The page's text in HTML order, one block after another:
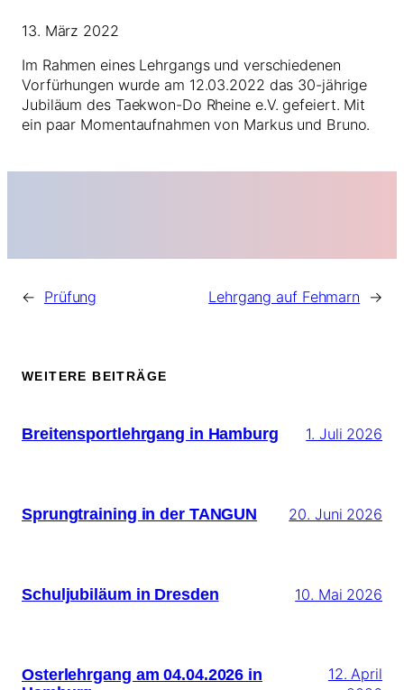
13. März 2022
Im Rahmen eines Lehrgangs und verschiedenen
Vorfürhungen wurde am 12.03.2022 das 30-jährige
Jubiläum des Taekwon-Do Rheine e.V. gefeiert. Mit
ein paar Momentaufnahmen von Markus und Bruno.
← Prüfung Lehrgang auf Fehmarn →
WEITERE BEITRÄGE
Breitensportlehrgang in Hamburg 1. Juli 2026
Sprungtraining in der TANGUN 20. Juni 2026
Schuljubiläum in Dresden 10. Mai 2026
Osterlehrgang am 04.04.2026 in
12. April